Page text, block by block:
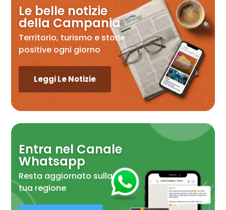
Le belle notizie
della Campania
Territorio, turismo e storie
positive ogni giorno
Leggi Le Notizie
Entra nel Canale
Whatsapp
Resta aggiornato sulla
tua regione